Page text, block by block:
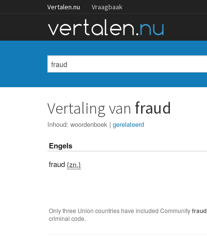
Vertalen.nu Vraagbaak
Vertaling van fraud
Inhoud:woordenboek |gerelateerd
Engels
fraud {zn.}
Only three Union countries have included Communityfraud
criminal code.